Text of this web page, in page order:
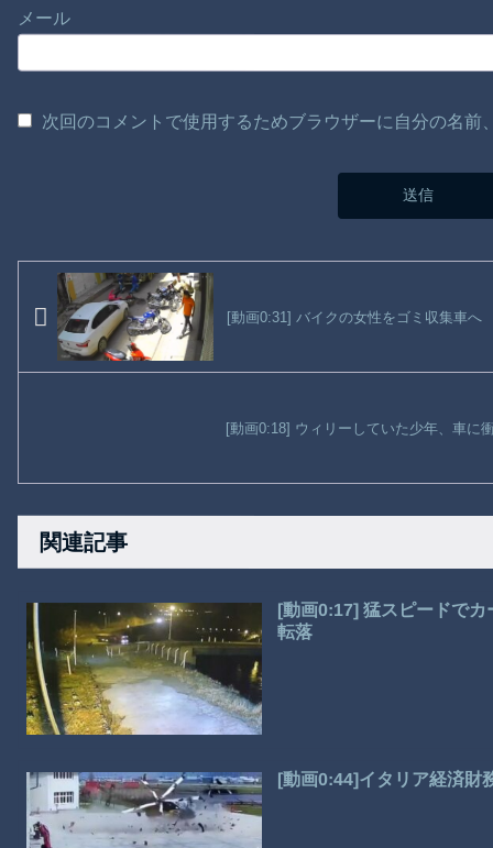
メール
次回のコメントで使用するためブラウザーに自分の名
[動画0:31] バイクの女性をゴミ収集車へ
[動画0:18] ウィリーしていた少年、車に
関連記事
[動画0:17] 猛スピードで
転落
[動画0:44]イタリア経済財